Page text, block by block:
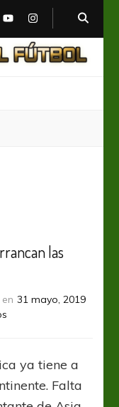
las
31 mayo, 2019
Oriente:
arrancan
las
semifinales
ya tiene a
Falta